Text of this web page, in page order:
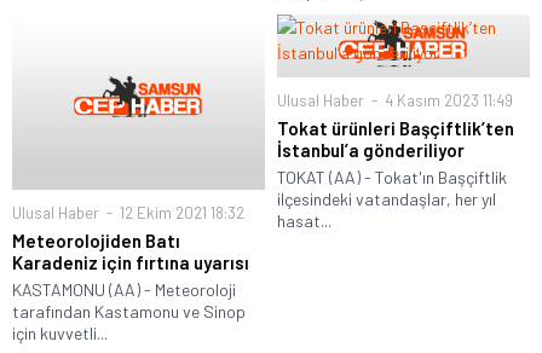
Ulusal Haber 12 Ekim 2021 18:32
Meteorolojiden Batı
Karadeniz için fırtına uyarısı
KASTAMONU (AA) - Meteoroloji
tarafından Kastamonu ve Sinop
için kuvvetli...
Ulusal Haber 4 Kasım 2023 11:49
Tokat ürünleri Başçiftlik’ten
İstanbul’a gönderiliyor
TOKAT (AA) - Tokat'ın Başçiftlik
ilçesindeki vatandaşlar, her yıl
hasat...